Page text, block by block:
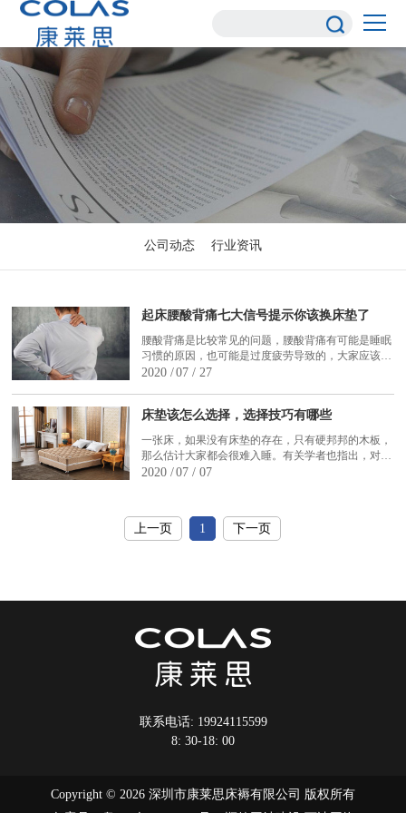
公司动态 行业资讯
起床腰酸背痛七大信号提示你该换床垫了
腰酸背痛是比较常见的问题，腰酸背痛有可能是睡眠
习惯的原因，也可能是过度疲劳导致的，大家应该要
注意身体，避免过度疲劳，晚上睡觉的时候应该要注
你该换床垫了。
2020 /07 / 27
床垫该怎么选择，选择技巧有哪些
一张床，如果没有床垫的存在，只有硬邦邦的木板，
那么估计大家都会很难入睡。有关学者也指出，对于
人们睡眠来说，床垫有着非常重要的地位。那么在挑
2020 /07 / 07
上一页 1 下一页
联系电话: 19924115599
8: 30-18: 00
Copyright © 2026 深圳市康莱思床褥有限公司 版权所有